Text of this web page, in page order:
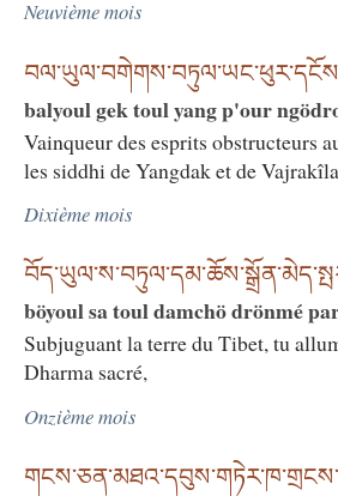
Neuvième mois
balyoul gek toul yang p'our
Vainqueur des esprits obstructeurs
les siddhi de Yangdak et de
Dixième mois
böyoul sa toul damchö drönmé
Subjuguant la terre du Tibet, tu
Dharma sacré,
Onzième mois